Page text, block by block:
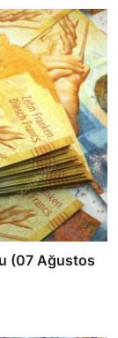
(07 Ağustos